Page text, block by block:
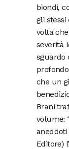
biondi,
gli stessi
volta
severità
sguardo
che un
Brani
volume:
aneddoti
Editore)